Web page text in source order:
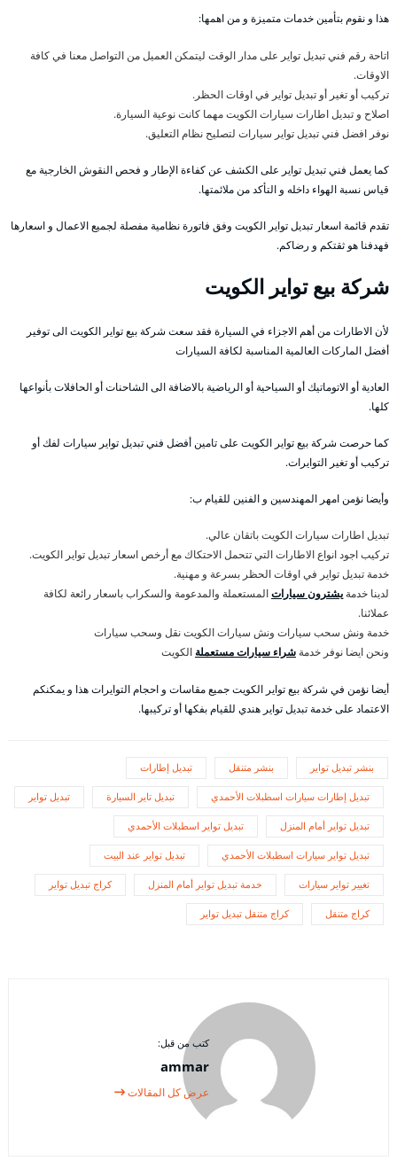
هذا و نقوم بتأمين خدمات متميزة و من اهمها:
اتاحة رقم فني تبديل تواير على مدار الوقت ليتمكن العميل من التواصل معنا في كافة
الاوقات.
تركيب أو تغير أو تبديل تواير في اوقات الحظر.
اصلاح و تبديل اطارات سيارات الكويت مهما كانت نوعية السيارة.
نوفر افضل فني تبديل تواير سيارات لتصليح نظام التعليق.
كما يعمل فني تبديل تواير على الكشف عن كفاءة الإطار و فحص النقوش الخارجية مع
قياس نسبة الهواء داخله و التأكد من ملائمتها.
تقدم قائمة اسعار تبديل تواير الكويت وفق فاتورة نظامية مفصلة لجميع الاعمال و اسعارها
فهدفنا هو ثقتكم و رضاكم.
شركة بيع تواير الكويت
لأن الاطارات من أهم الاجزاء في السيارة فقد سعت شركة بيع تواير الكويت الى توفير
أفضل الماركات العالمية المناسبة لكافة السيارات
العادية أو الاتوماتيك أو السياحية أو الرياضية بالاضافة الى الشاحنات أو الحافلات بأنواعها
كلها.
كما حرصت شركة بيع تواير الكويت على تامين أفضل فني تبديل تواير سيارات لفك أو
تركيب أو تغير التوايرات.
وأيضا نؤمن امهر المهندسين و الفنين للقيام ب:
تبديل اطارات سيارات الكويت باتقان عالي.
تركيب اجود انواع الاطارات التي تتحمل الاحتكاك مع أرخص اسعار تبديل تواير الكويت.
خدمة تبديل تواير في اوقات الحظر بسرعة و مهنية.
لدينا خدمةيشترون سياراتالمستعملة والمدعومة والسكراب باسعار رائعة لكافة
عملائنا.
خدمة ونش سحب سيارات ونش سيارات الكويت نقل وسحب سيارات
ونحن ايضا نوفر خدمة شراء سيارات مستعملة الكويت
أيضا نؤمن في شركة بيع تواير الكويت جميع مقاسات و احجام التوايرات هذا و يمكنكم
الاعتماد على خدمة تبديل تواير هندي للقيام بفكها أو تركيبها.
بنشر تبديل تواير بنشر متنقل تبديل إطارات
تبديل إطارات سيارات اسطبلات الأحمدي تبديل تاير السيارة تبديل تواير
تبديل تواير أمام المنزل تبديل تواير اسطبلات الأحمدي
تبديل تواير سيارات اسطبلات الأحمدي تبديل تواير عند البيت
تغيير تواير سيارات خدمة تبديل تواير أمام المنزل كراج تبديل تواير
كراج متنقل كراج متنقل تبديل تواير
كتب من قبل:
ammar
عرض كل المقالات